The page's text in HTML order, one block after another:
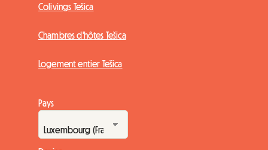
Colivings Tešica
Chambres d'hôtes Tešica
Logement entier Tešica
Pays